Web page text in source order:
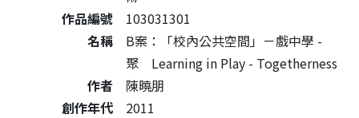
作品編號
103031301
名稱
B案：「校內公共空間」－戲中學 -
聚 Learning in Play - Togetherness
作者
陳曉朋
創作年代
2011